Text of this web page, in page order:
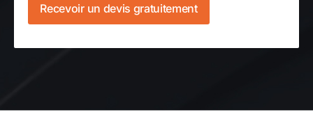
Recevoir un devis gratuitement